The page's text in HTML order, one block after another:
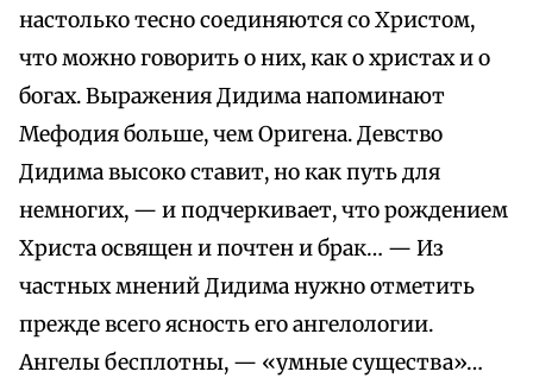
настолько тесно соединяются со Христом,
что можно говорить о них, как о христах и о
богах. Выражения Дидима напоминают
Мефодия больше, чем Оригена. Девство
Дидима высоко ставит, но как путь для
немногих, — и подчеркивает, что рождением
Христа освящен и почтен и брак… — Из
частных мнений Дидима нужно отметить
прежде всего ясность его ангелологии.
Ангелы бесплотны, — «умные существа»…